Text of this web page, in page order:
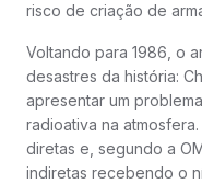
risco de criação de
Voltando para 1986, o
desastres da história:
apresentar um
radioativa na
diretas e, segundo a
indiretas recebendo o